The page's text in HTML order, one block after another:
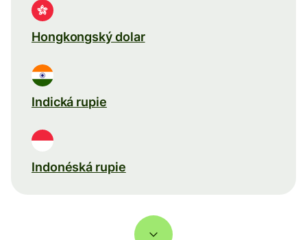
Hongkongský dolar
Indická rupie
Indonéská rupie